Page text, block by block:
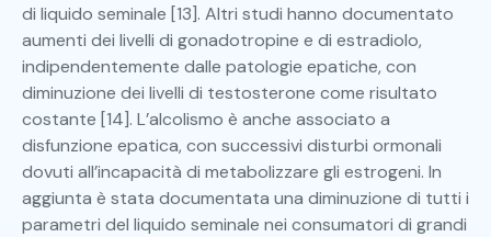
di liquido seminale [13]. Altri studi hanno documentato
aumenti dei livelli di gonadotropine e di estradiolo,
indipendentemente dalle patologie epatiche, con
diminuzione dei livelli di testosterone come risultato
costante [14]. L’alcolismo è anche associato a
disfunzione epatica, con successivi disturbi ormonali
dovuti all’incapacità di metabolizzare gli estrogeni. In
aggiunta è stata documentata una diminuzione di tutti i
parametri del liquido seminale nei consumatori di grandi